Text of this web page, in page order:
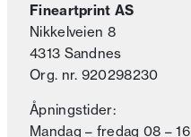
Fineartprint AS
Nikkelveien 8
4313 Sandnes
Org. nr. 920298230
Åpningstider:
Mandag – fredag 08 – 16